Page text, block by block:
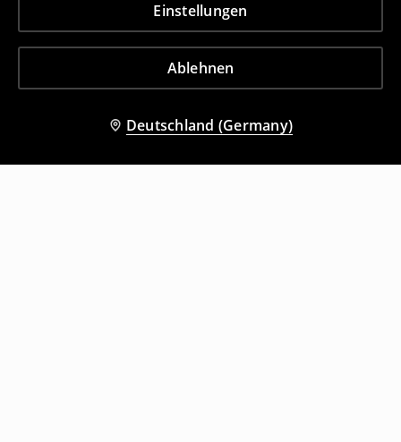
Ablehnen
Einstellungen
Deutschland (Germany)